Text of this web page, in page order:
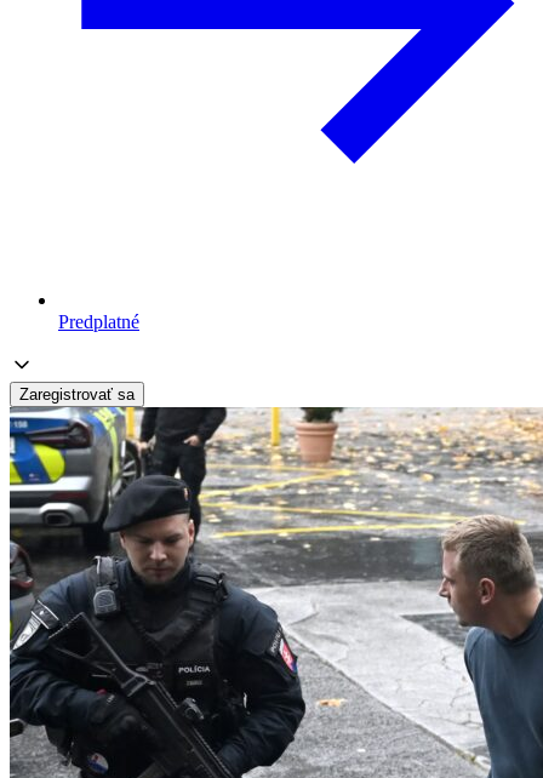
Predplatné
Zaregistrovať sa